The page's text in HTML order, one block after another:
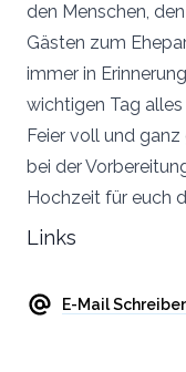
den Menschen,
Gästen zum
immer in
wichtigen Tag
Feier voll und
bei der
Hochzeit für euch
Links
E-Mail